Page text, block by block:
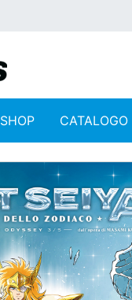
SHOP CATALOGO